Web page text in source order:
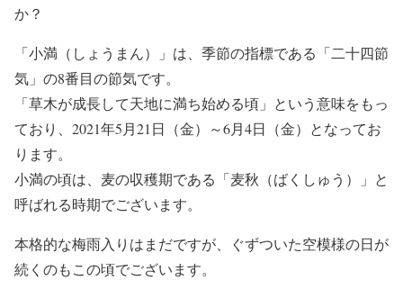
か？
「小満（しょうまん）」は、季節の指標である「二十四節
気」の8番目の節気です。
「草木が成長して天地に満ち始める頃」という意味をもっ
ており、2021年5月21日（金）～6月4日（金）となってお
ります。
小満の頃は、麦の収穫期である「麦秋（ばくしゅう）」と
呼ばれる時期でございます。
本格的な梅雨入りはまだですが、ぐずついた空模様の日が
続くのもこの頃でございます。